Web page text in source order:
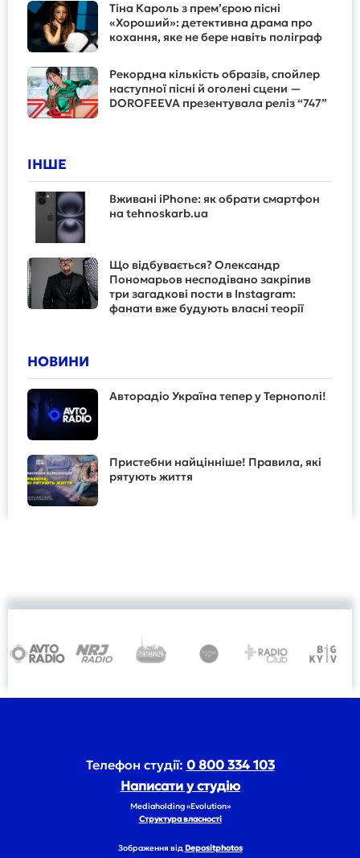
Тіна Кароль з прем’єрою пісні
«Хороший»: детективна драма про
кохання, яке не бере навіть поліграф
Рекордна кількість образів, спойлер
наступної пісні й оголені сцени —
DOROFEEVA презентувала реліз “747”
ІНШЕ
Вживані iPhone: як обрати смартфон
на tehnoskarb.ua
Що відбувається? Олександр
Пономарьов несподівано закріпив
три загадкові пости в Instagram:
фанати вже будують власні теорії
НОВИНИ
Авторадіо Україна тепер у Тернополі!
Пристебни найцінніше! Правила, які
рятують життя
Телефон студії: 0 800 334 103
Написати у студію
Mediaholding «Evolution»
Структура власності
Зображення від Depositphotos